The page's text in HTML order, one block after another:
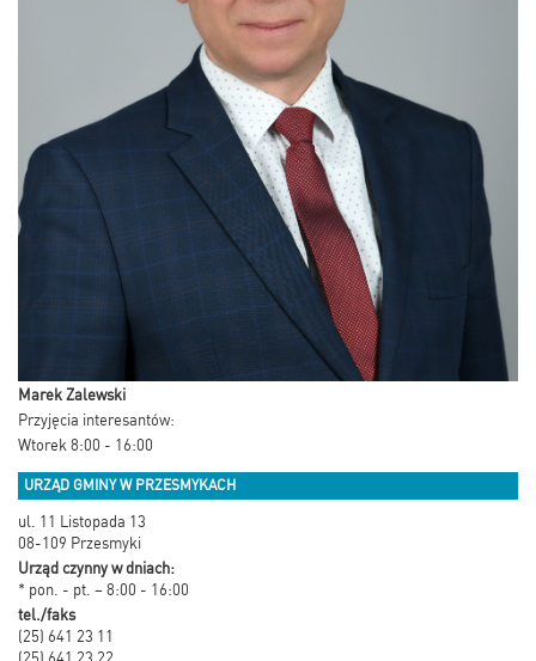
Marek Zalewski
Przyjęcia interesantów:
Wtorek 8:00 - 16:00
URZĄD GMINY W PRZESMYKACH
ul. 11 Listopada 13
08-109 Przesmyki
Urząd czynny w dniach:
* pon. - pt. – 8:00 - 16:00
tel./faks
(25) 641 23 11